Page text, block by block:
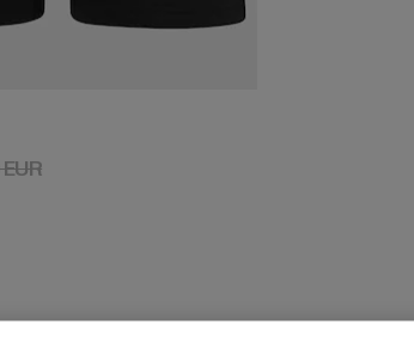
EUR
Aktionspreis: 29,99 EUR